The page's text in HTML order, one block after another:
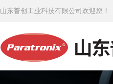
山东普创工业科技有限公司欢迎您！